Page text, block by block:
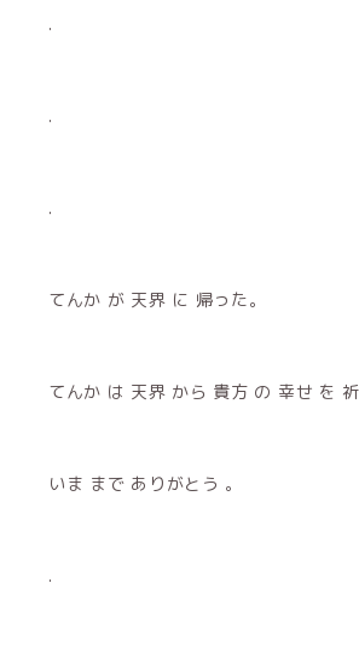
.
.
.
てんか が 天界 に 帰った。
てんか は 天界 から 貴方 の 幸せ を 祈
いま まで ありがとう 。
.